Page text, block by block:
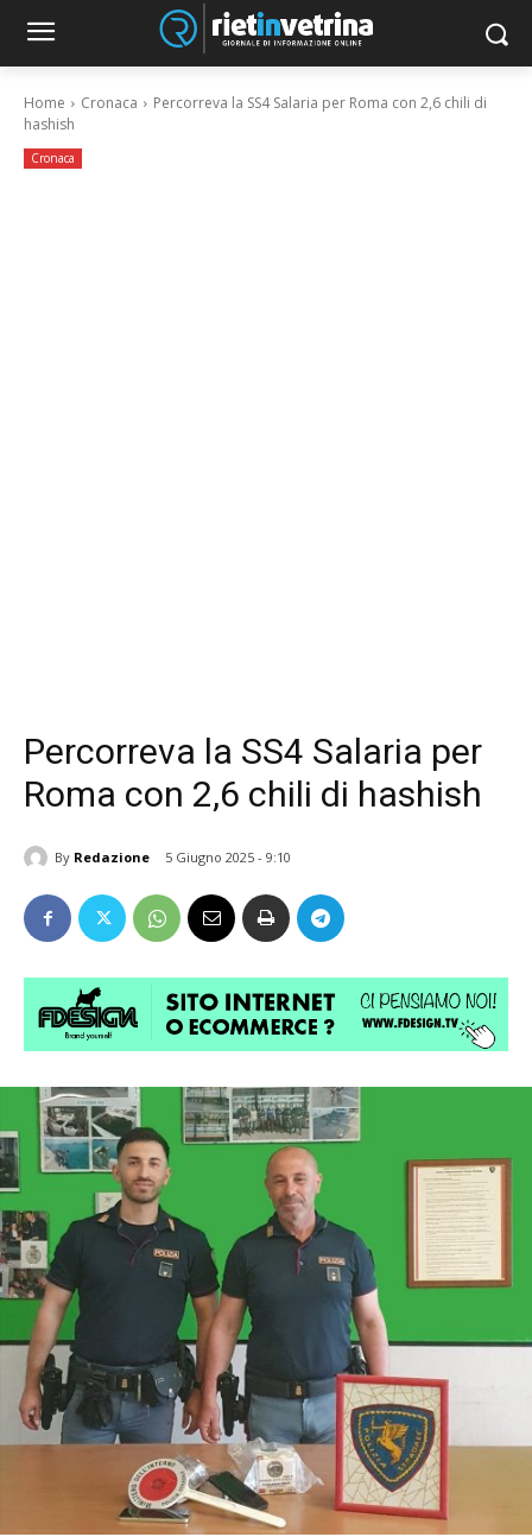
Home Cronaca
Percorreva la SS4 Salaria per Roma con 2,6 chili di
hashish
Cronaca
Percorreva la SS4 Salaria per
Roma con 2,6 chili di hashish
By Redazione 5 Giugno 2025 - 9:10